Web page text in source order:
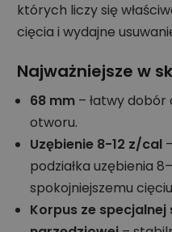
których liczy się
cięcia i wydajne
Najważniejsze w
68 mm – łatwy
otworu.
Uzębienie 8-12 z/cal
podziałka uzębienia
spokojniejszemu
Korpus ze